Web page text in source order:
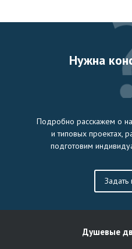
Нужна
Подробно расскажем о
и типовых проектах,
подготовим
Задать
Душевые